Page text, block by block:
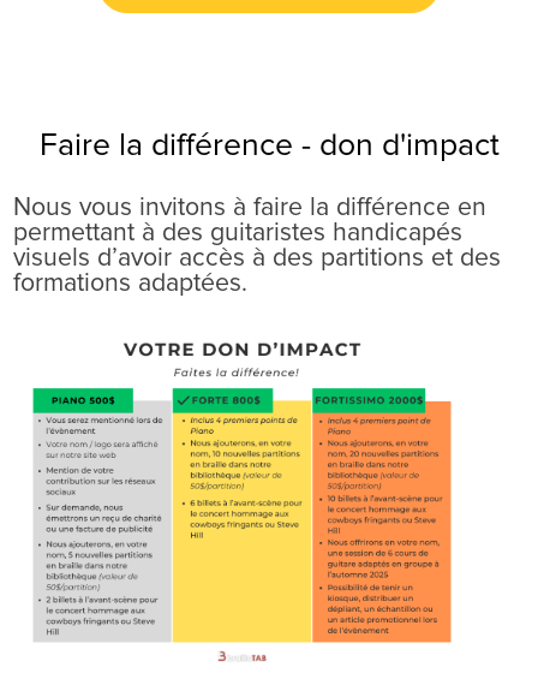
Faire la différence - don d'impact
Nous vous invitons à faire la différence en
permettant à des guitaristes handicapés
visuels d’avoir accès à des partitions et des
formations adaptées.